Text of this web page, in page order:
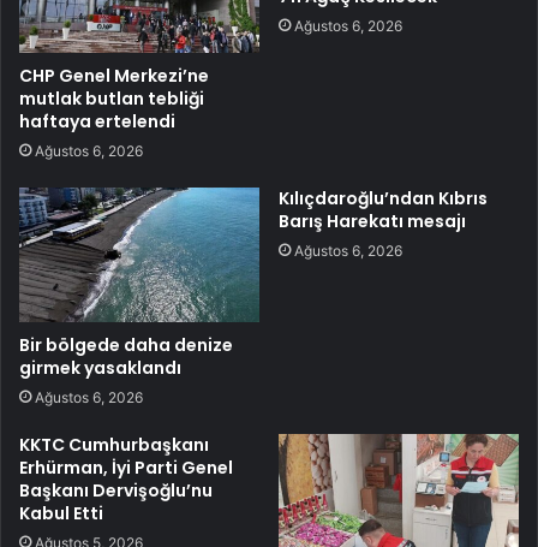
CHP Genel Merkezi’ne
mutlak butlan tebliği
haftaya ertelendi
Ağustos 6, 2026
Ağustos 6, 2026
Bir bölgede daha denize
girmek yasaklandı
Ağustos 6, 2026
Kılıçdaroğlu’ndan Kıbrıs
Barış Harekatı mesajı
Ağustos 6, 2026
KKTC Cumhurbaşkanı
Erhürman, İyi Parti Genel
Başkanı Dervişoğlu’nu
Kabul Etti
Ağustos 5, 2026